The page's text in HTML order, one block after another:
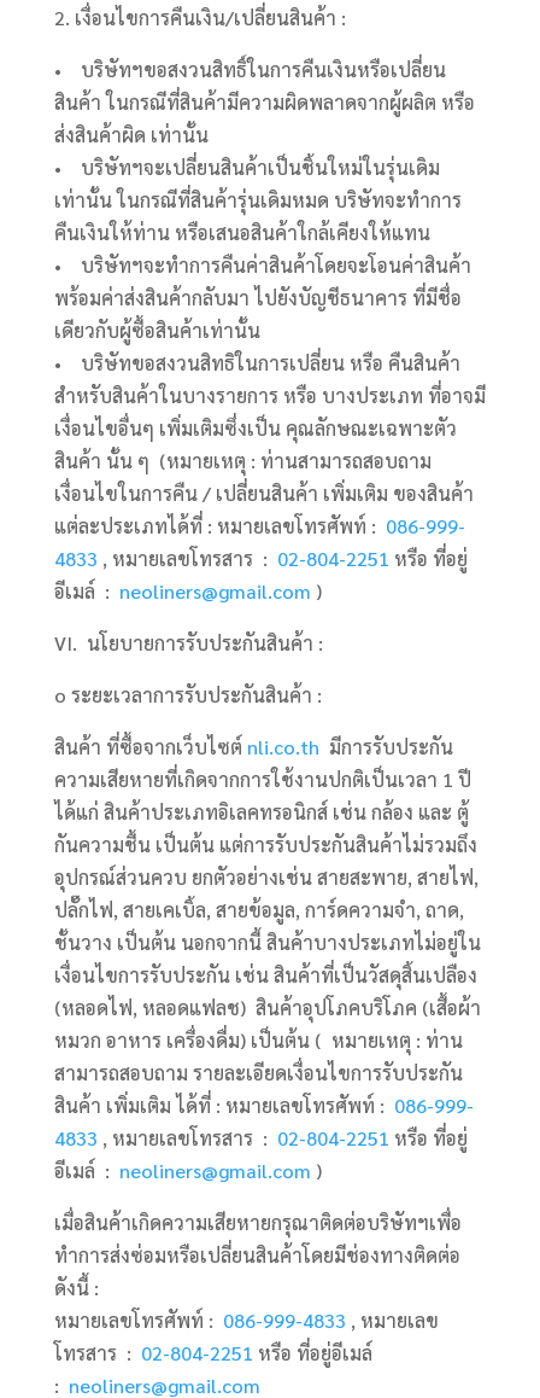
2. เงื่อนไขการคืนเงิน/เปลี่ยนสินค้า :
• บริษัทฯขอสงวนสิทธิ์ในการคืนเงินหรือเปลี่ยน
สินค้า ในกรณีที่สินค้ามีความผิดพลาดจากผู้ผลิต หรือ
ส่งสินค้าผิด เท่านั้น
• บริษัทฯจะเปลี่ยนสินค้าเป็นชิ้นใหม่ในรุ่นเดิม
เท่านั้น ในกรณีที่สินค้ารุ่นเดิมหมด บริษัทจะทำการ
คืนเงินให้ท่าน หรือเสนอสินค้าใกล้เคียงให้แทน
• บริษัทฯจะทำการคืนค่าสินค้าโดยจะโอนค่าสินค้า
พร้อมค่าส่งสินค้ากลับมา ไปยังบัญชีธนาคาร ที่มีชื่อ
เดียวกับผู้ซื้อสินค้าเท่านั้น
• บริษัทขอสงวนสิทธิในการเปลี่ยน หรือ คืนสินค้า
สำหรับสินค้าในบางรายการ หรือ บางประเภท ที่อาจมี
เงื่อนไขอื่นๆ เพิ่มเติมซึ่งเป็น คุณลักษณะเฉพาะตัว
สินค้า นั้น ๆ (หมายเหตุ : ท่านสามารถสอบถาม
เงื่อนไขในการคืน / เปลี่ยนสินค้า เพิ่มเติม ของสินค้า
แต่ละประเภทได้ที่ : หมายเลขโทรศัพท์ : 086-999-
4833 , หมายเลขโทรสาร : 02-804-2251 หรือ ที่อยู่
อีเมล์ : neoliners@gmail.com )
VI. นโยบายการรับประกันสินค้า :
o ระยะเวลาการรับประกันสินค้า :
สินค้า ที่ซื้อจากเว็บไซต์ nli.co.th มีการรับประกัน
ความเสียหายที่เกิดจากการใช้งานปกติเป็นเวลา 1 ปี
ได้แก่ สินค้าประเภทอิเลคทรอนิกส์ เช่น กล้อง และ ตู้
กันความชื้น เป็นต้น แต่การรับประกันสินค้าไม่รวมถึง
อุปกรณ์ส่วนควบ ยกตัวอย่างเช่น สายสะพาย, สายไฟ,
ปลั๊กไฟ, สายเคเบิ้ล, สายข้อมูล, การ์ดความจำ, ถาด,
ชั้นวาง เป็นต้น นอกจากนี้ สินค้าบางประเภทไม่อยู่ใน
เงื่อนไขการรับประกัน เช่น สินค้าที่เป็นวัสดุสิ้นเปลือง
(หลอดไฟ, หลอดแฟลช) สินค้าอุปโภคบริโภค (เสื้อผ้า
หมวก อาหาร เครื่องดื่ม) เป็นต้น ( หมายเหตุ : ท่าน
สามารถสอบถาม รายละเอียดเงื่อนไขการรับประกัน
สินค้า เพิ่มเติม ได้ที่ : หมายเลขโทรศัพท์ : 086-999-
4833 , หมายเลขโทรสาร : 02-804-2251 หรือ ที่อยู่
อีเมล์ : neoliners@gmail.com )
เมื่อสินค้าเกิดความเสียหายกรุณาติดต่อบริษัทฯเพื่อ
ทำการส่งซ่อมหรือเปลี่ยนสินค้าโดยมีช่องทางติดต่อ
ดังนี้ :
หมายเลขโทรศัพท์ : 086-999-4833 , หมายเลข
โทรสาร : 02-804-2251 หรือ ที่อยู่อีเมล์
: neoliners@gmail.com